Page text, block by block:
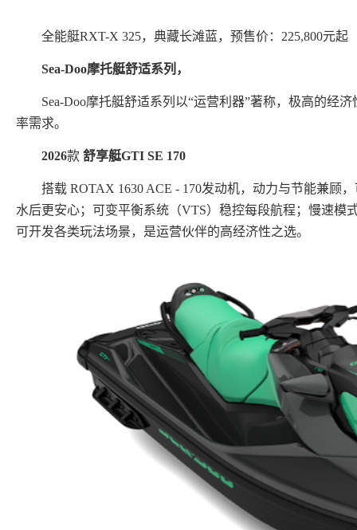
全能艇RXT-X 325，典藏长滩蓝，预售价：225,800元起
Sea-Doo摩托艇舒适系列 ，
Sea-Doo摩托艇舒适系列以“运营利器”著称，极高的经
率需求。
2026款 舒享艇GTI SE 170
搭载 ROTAX 1630 ACE - 170发动机，动力与节能兼顾
水后更安心；可变平衡系统（VTS）稳控每段航程；慢速模
可开发各类玩法场景，是运营伙伴的高经济性之选。